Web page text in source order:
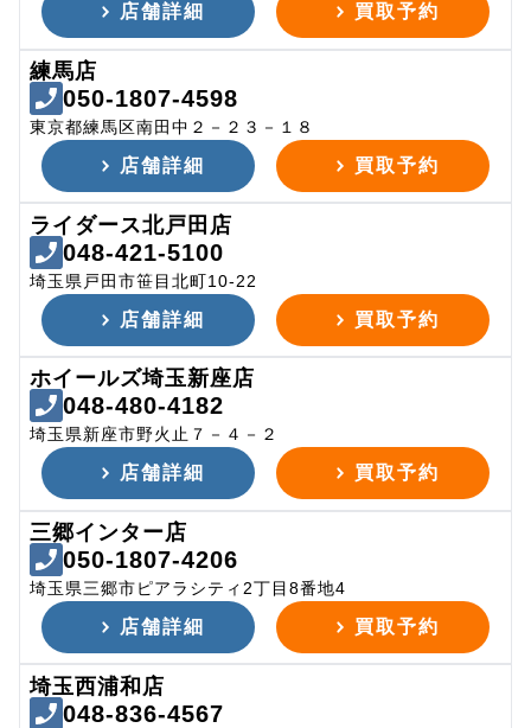
店舗詳細 買取予約
練馬店
050-1807-4598
東京都練馬区南田中２－２３－１８
店舗詳細 買取予約
ライダース北戸田店
048-421-5100
埼玉県戸田市笹目北町10-22
店舗詳細 買取予約
ホイールズ埼玉新座店
048-480-4182
埼玉県新座市野火止７－４－２
店舗詳細 買取予約
三郷インター店
050-1807-4206
埼玉県三郷市ピアラシティ2丁目8番地4
店舗詳細 買取予約
埼玉西浦和店
048-836-4567